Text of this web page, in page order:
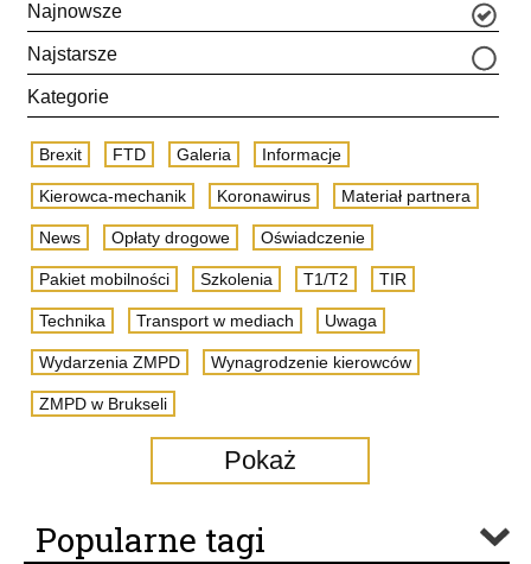
Najnowsze
Najstarsze
Kategorie
Brexit FTD Galeria Informacje
Kierowca-mechanik Koronawirus Materiał partnera
News Opłaty drogowe Oświadczenie
Pakiet mobilności Szkolenia T1/T2 TIR
Technika Transport w mediach Uwaga
Wydarzenia ZMPD Wynagrodzenie kierowców
ZMPD w Brukseli
Pokaż
Popularne tagi